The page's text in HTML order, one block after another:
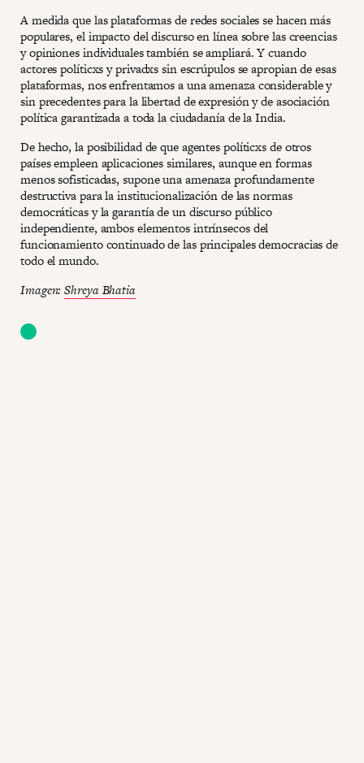
A medida que las plataformas de redes sociales se hacen más
populares, el impacto del discurso en línea sobre las creencias
y opiniones individuales también se ampliará. Y cuando
actores políticxs y privadxs sin escrúpulos se apropian de esas
plataformas, nos enfrentamos a una amenaza considerable y
sin precedentes para la libertad de expresión y de asociación
política garantizada a toda la ciudadanía de la India.
De hecho, la posibilidad de que agentes políticxs de otros
países empleen aplicaciones similares, aunque en formas
menos sofisticadas, supone una amenaza profundamente
destructiva para la institucionalización de las normas
democráticas y la garantía de un discurso público
independiente, ambos elementos intrínsecos del
funcionamiento continuado de las principales democracias de
todo el mundo.
Imagen:Shreya Bhatia